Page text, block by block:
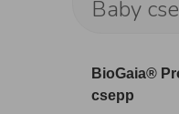
Baby
BioGaia®
csepp